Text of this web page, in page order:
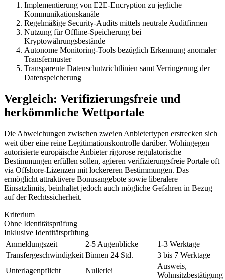
Implementierung von E2E-Encryption zu jegliche
Kommunikationskanäle
Regelmäßige Security-Audits mittels neutrale Auditfirmen
Nutzung für Offline-Speicherung bei
Kryptowährungsbestände
Autonome Monitoring-Tools bezüglich Erkennung anomaler
Transfermuster
Transparente Datenschutzrichtlinien samt Verringerung der
Datenspeicherung
Vergleich: Verifizierungsfreie und
herkömmliche Wettportale
Die Abweichungen zwischen zweien Anbietertypen erstrecken sich
weit über eine reine Legitimationskontrolle darüber. Wohingegen
autorisierte europäische Anbieter rigorose regulatorische
Bestimmungen erfüllen sollen, agieren verifizierungsfreie Portale oft
via Offshore-Lizenzen mit lockereren Bestimmungen. Das
ermöglicht attraktivere Bonusangebote sowie liberalere
Einsatzlimits, beinhaltet jedoch auch mögliche Gefahren in Bezug
auf der Rechtssicherheit.
Kriterium
Ohne Identitätsprüfung
Inklusive Identitätsprüfung
Anmeldungszeit
2-5 Augenblicke
1-3 Werktage
Transfergeschwindigkeit Binnen 24 Std.
3 bis 7 Werktage
Unterlagenpflicht
Nullerlei
Ausweis,
Wohnsitzbestätigung